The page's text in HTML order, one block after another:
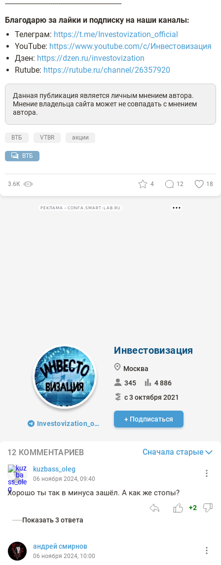
-----------------------------------------------------------
Благодарю за лайки и подписку на наши каналы:
Телеграм: https://t.me/Investovization_official
YouTube: https://www.youtube.com/c/Инвестовизация
Дзен: https://dzen.ru/investovization
Rutube: https://rutube.ru/channel/26357920
Данная публикация является личным мнением автора.
Мнение владельца сайта может не совпадать с мнением
автора.
ВТБ VTBR акции
ВТБ
3.6К 4 12 18
РЕКЛАМА • CONFA.SMART-LAB.RU
Investovization_official
Инвестовизация
Москва
345
4 886
с 3 октября 2021
+ Подписаться
12 КОММЕНТАРИЕВ Сначала старые
kuzbass_oleg
06 ноября 2024, 09:40
Хорошо ты так в минуса зашёл. А как же стопы?
+2
Показать 3 ответа
андрей смирнов
06 ноября 2024, 10:00